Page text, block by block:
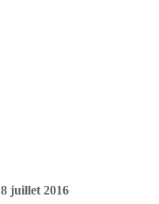
8 juillet 2016